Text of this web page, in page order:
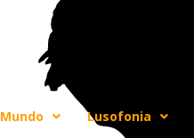
Mundo Lusofonia